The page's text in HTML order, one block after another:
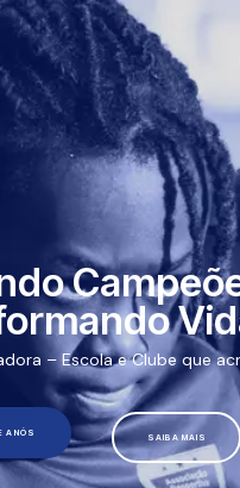
SAIBA MAIS
A NÓS
– Escola e Clube que